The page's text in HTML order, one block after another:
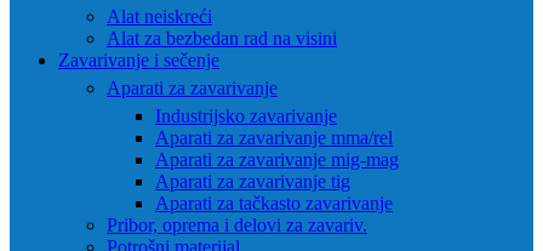
Alat neiskreći
Alat za bezbedan rad na visini
Zavarivanje i sečenje
Aparati za zavarivanje
Industrijsko zavarivanje
Aparati za zavarivanje mma/rel
Aparati za zavarivanje mig-mag
Aparati za zavarivanje tig
Aparati za tačkasto zavarivanje
Pribor, oprema i delovi za zavariv.
Potrošni materijal